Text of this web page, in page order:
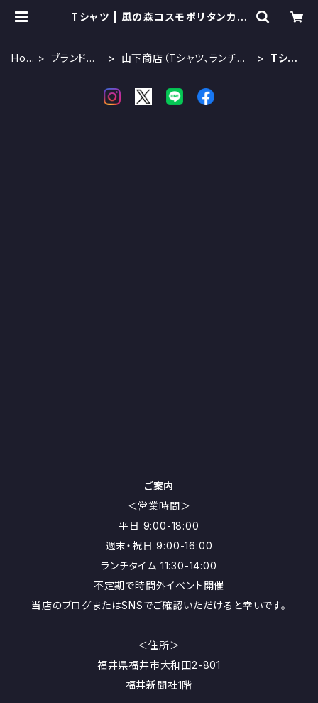
Tシャツ | 風の森コスモポリタンカフ
Hom
ブランドで
山下商店（Tシャツ、ランチボ
Tシャ
ご案内
＜営業時間＞
平日 9:00-18:00
週末・祝日 9:00-16:00
ランチタイム 11:30-14:00
不定期で時間外イベント開催
当店のブログまたはSNSでご確認いただけると幸いです。
＜住所＞
福井県福井市大和田2-801
福井新聞社1階